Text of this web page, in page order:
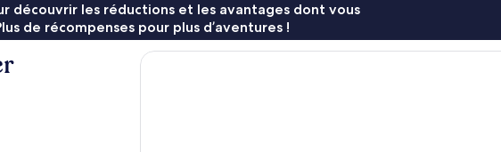
découvrir les réductions et les avantages dont vous
de récompenses pour plus d’aventures !